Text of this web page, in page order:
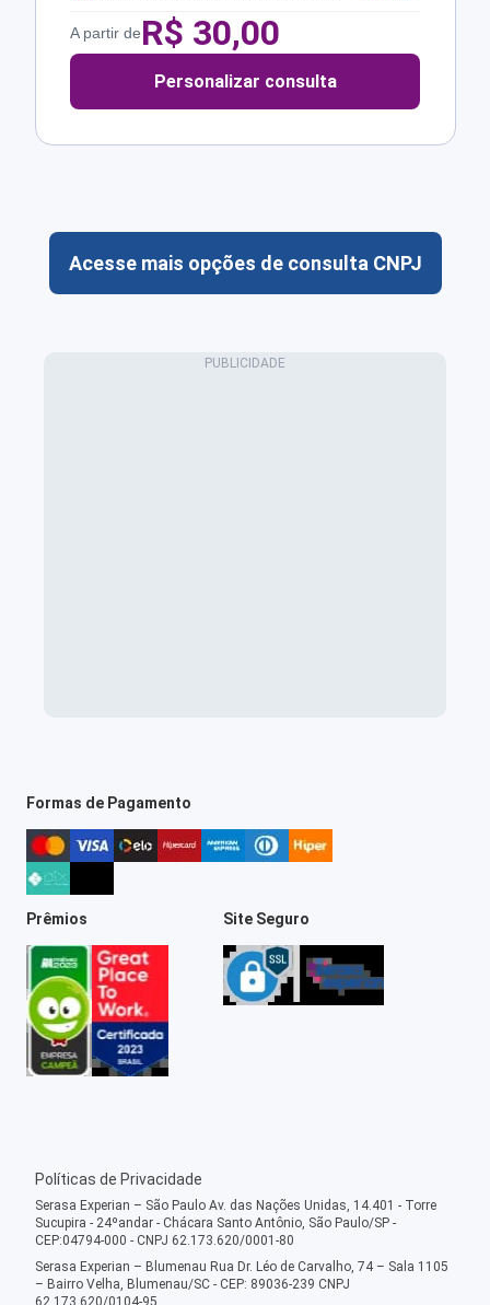
A partir deR$ 30,00
Personalizar consulta
Acesse mais opções de consulta CNPJ
Formas de Pagamento
Prêmios Site Seguro
Políticas de Privacidade
Serasa Experian – São Paulo Av. das Nações Unidas, 14.401 - Torre
Sucupira - 24ºandar - Chácara Santo Antônio, São Paulo/SP -
CEP:04794-000 - CNPJ 62.173.620/0001-80
Serasa Experian – Blumenau Rua Dr. Léo de Carvalho, 74 – Sala 1105
– Bairro Velha, Blumenau/SC - CEP: 89036-239 CNPJ
62.173.620/0104-95